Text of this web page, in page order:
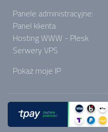
Panele administracyjne:
Panel klienta
Hosting WWW - Plesk
Serwery VPS
Pokaż moje IP